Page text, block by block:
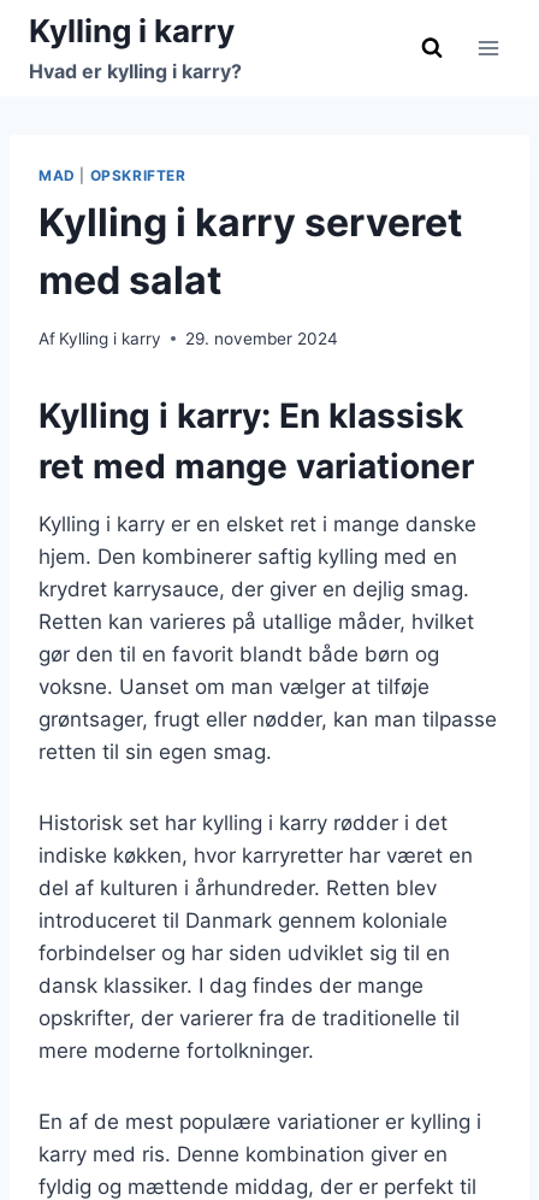
Fortsæt
indhold
Kylling i karry
Hvad er kylling i karry?
MAD OPSKRIFTER
Kylling i karry serveret
med salat
Af Kylling i karry 29. november 2024
Kylling i karry: En klassisk
ret med mange variationer
Kylling i karry er en elsket ret i mange danske
hjem. Den kombinerer saftig kylling med en
krydret karrysauce, der giver en dejlig smag.
Retten kan varieres på utallige måder, hvilket
gør den til en favorit blandt både børn og
voksne. Uanset om man vælger at tilføje
grøntsager, frugt eller nødder, kan man tilpasse
retten til sin egen smag.
Historisk set har kylling i karry rødder i det
indiske køkken, hvor karryretter har været en
del af kulturen i århundreder. Retten blev
introduceret til Danmark gennem koloniale
forbindelser og har siden udviklet sig til en
dansk klassiker. I dag findes der mange
opskrifter, der varierer fra de traditionelle til
mere moderne fortolkninger.
En af de mest populære variationer er kylling i
karry med ris. Denne kombination giver en
fyldig og mættende middag, der er perfekt til